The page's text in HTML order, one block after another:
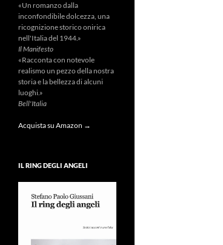
«Un romanzo dalla
inconfondibile dolcezza, una
ricognizione storico onirica
nell'Italia del 1944.»
Il Manifesto
«Racconta con notevole
realismo un pezzo della nostra
storia e la bellezza di alcuni
luoghi.»
Bell'Italia
Acquista su Amazon →
IL RING DEGLI ANGELI